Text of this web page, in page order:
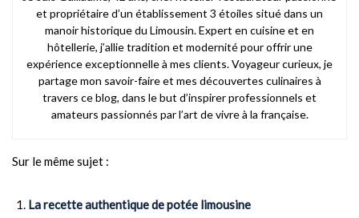
et propriétaire d’un établissement 3 étoiles situé dans un
manoir historique du Limousin. Expert en cuisine et en
hôtellerie, j’allie tradition et modernité pour offrir une
expérience exceptionnelle à mes clients. Voyageur curieux, je
partage mon savoir-faire et mes découvertes culinaires à
travers ce blog, dans le but d’inspirer professionnels et
amateurs passionnés par l’art de vivre à la française.
Sur le même sujet :
La recette authentique de potée limousine